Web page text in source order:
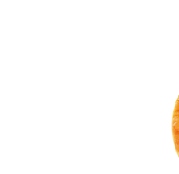
Jinzi Ham Co.,